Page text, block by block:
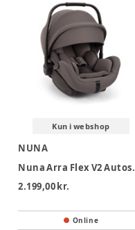
Kun i webshop
NUNA
Nuna
2.199,00 kr.
Online